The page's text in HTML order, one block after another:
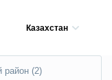
Казахстан
район (2)